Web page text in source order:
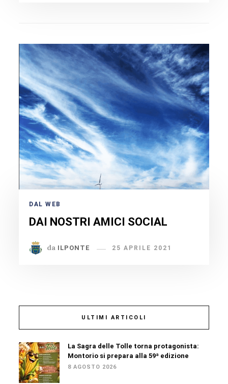
DAL WEB
DAI NOSTRI AMICI SOCIAL
da ILPONTE 25 APRILE 2021
ULTIMI ARTICOLI
La Sagra delle Tolle torna protagonista:
Montorio si prepara alla 59ª edizione
8 AGOSTO 2026